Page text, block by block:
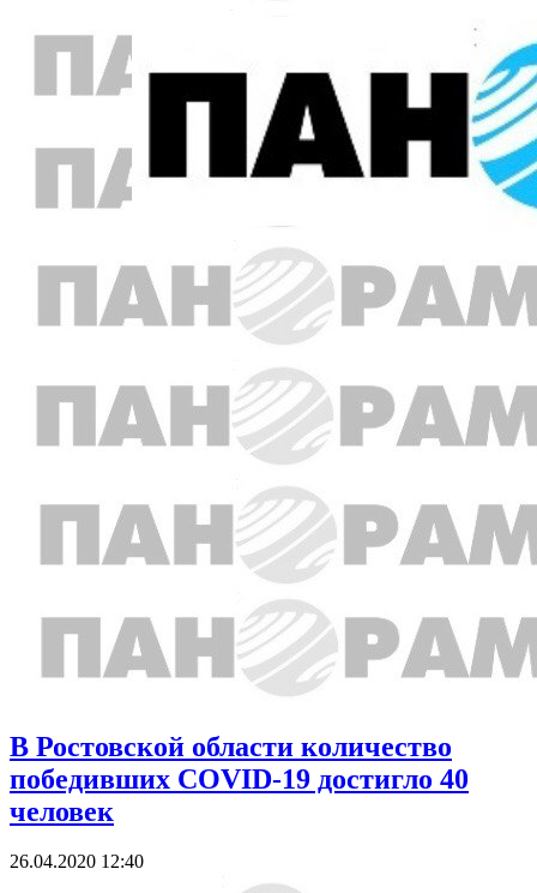
В Ростовской области количество
победивших COVID-19 достигло 40
человек
26.04.2020 12:40